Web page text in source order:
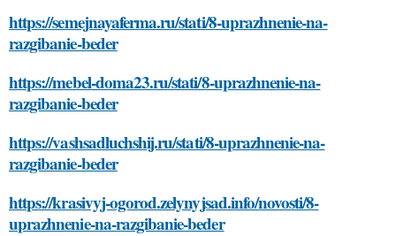
https://semejnayaferma.ru/stati/8-uprazhnenie-na-
razgibanie-beder
https://mebel-doma23.ru/stati/8-uprazhnenie-na-
razgibanie-beder
https://vashsadluchshij.ru/stati/8-uprazhnenie-na-
razgibanie-beder
https://krasivyj-ogorod.zelynyjsad.info/novosti/8-
uprazhnenie-na-razgibanie-beder